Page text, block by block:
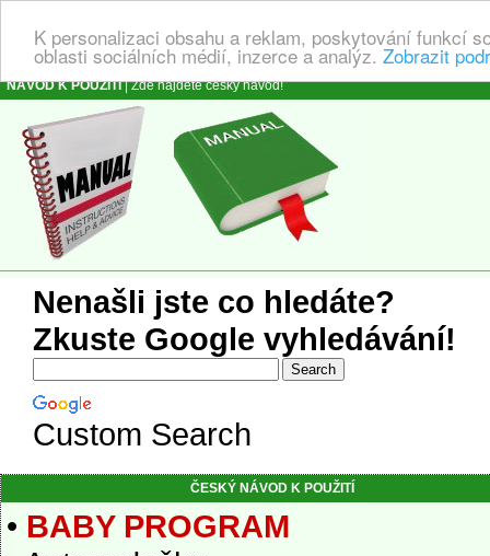
K personalizaci obsahu a reklam, poskytování funkcí
oblasti sociálních médií, inzerce a analýz. Zobrazit
NÁVOD K POUŽITÍ| Zde najdete český návod!
Nenašli jste co hledáte?
Zkuste Google vyhledávání!
Custom Search
ČESKÝ NÁVOD K POUŽITÍ
• BABY PROGRAM